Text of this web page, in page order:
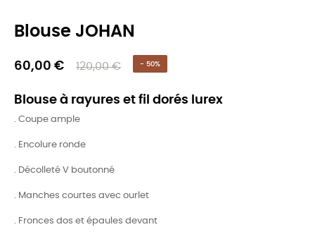
Blouse JOHAN
60,00 € 120,00 € - 50%
Blouse à rayures et fil dorés lurex
. Coupe ample
. Encolure ronde
. Décolleté V boutonné
. Manches courtes avec ourlet
. Fronces dos et épaules devant